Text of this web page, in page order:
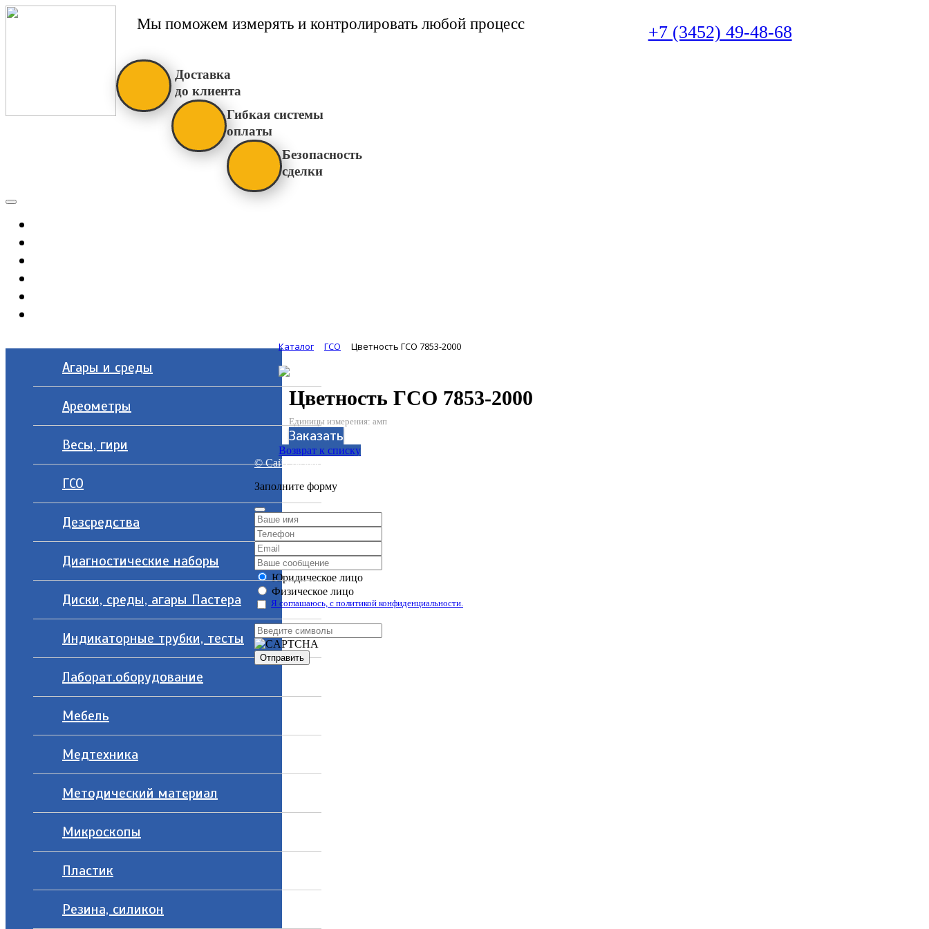
Мы поможем измерять и контролировать любой процесс +7 (3452) 49-48-68
Доставка
до клиента
Гибкая системы
оплаты
Безопасность
сделки
Агары и среды
Ареометры
Весы, гири
ГСО
Дезсредства
Диагностические наборы
Диски, среды, агары Пастера
Индикаторные трубки, тесты
Лаборат.оборудование
Мебель
Медтехника
Методический материал
Микроскопы
Пластик
Резина, силикон
Каталог ГСО Цветность ГСО 7853-2000
Цветность ГСО 7853-2000
Единицы измерения: амп
Заказать
Возврат к списку
© Сайт разработан компанией Tyumen-soft.Digital
Заполните форму
Юридическое лицо
Физическое лицо
Я соглашаюсь, с политикой конфиденциальности.